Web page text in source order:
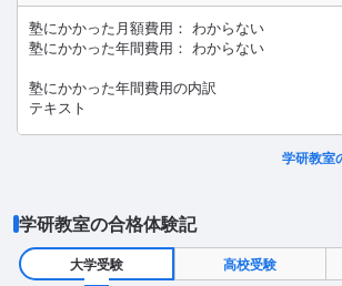
塾にかかった月額費用： わからない
塾にかかった年間費用： わからない
塾にかかった年間費用の内訳
テキスト
学研教室
学研教室の合格体験記
大学受験 高校受験